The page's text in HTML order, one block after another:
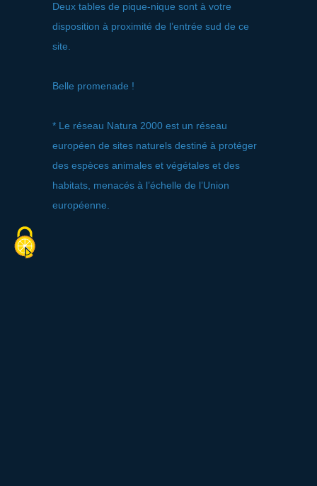
Deux tables de pique-nique sont à votre
disposition à proximité de l’entrée sud de ce
site.
Belle promenade !
* Le réseau Natura 2000 est un réseau
européen de sites naturels destiné à protéger
des espèces animales et végétales et des
habitats, menacés à l’échelle de l’Union
européenne.